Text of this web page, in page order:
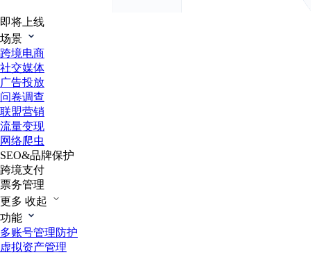
即将上线
场景
跨境电商
社交媒体
广告投放
问卷调查
联盟营销
流量变现
网络爬虫
SEO&品牌保护
跨境支付
票务管理
更多 收起
功能
多账号管理防护
虚拟资产管理